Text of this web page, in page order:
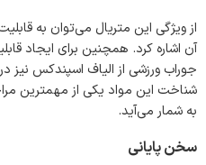
از ویژگی این متریال می‌توان به
آن اشاره کرد. همچنین برای ایجاد
جوراب ورزشی از الیاف اسپندکس نیز
شناخت این مواد یکی از مهمترین
به شمار می‌آید.
سخن پایانی